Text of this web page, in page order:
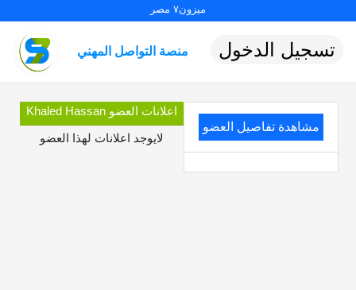
ميزون٧ مصر
منصة التواصل المهني تسجيل الدخول
مشاهدة تفاصيل العضو
اعلانات العضو Khaled Hassan
لايوجد اعلانات لهذا العضو